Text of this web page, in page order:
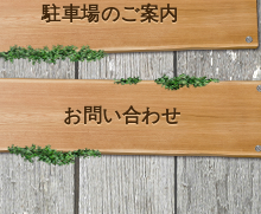
駐車場のご案内
お問い合わせ